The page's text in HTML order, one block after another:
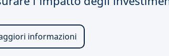
informazioni